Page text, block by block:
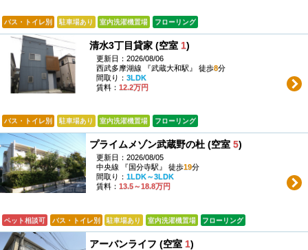
バス・トイレ別 駐車場あり 室内洗濯機置場 フローリング
清水3丁目貸家 (空室 1)
更新日：2026/08/06
西武多摩湖線 『武蔵大和駅』 徒歩8分
間取り： 3LDK
賃料： 12.2万円
バス・トイレ別 駐車場あり 室内洗濯機置場 フローリング
プライムメゾン武蔵野の杜 (空室 5)
更新日：2026/08/05
中央線 『国分寺駅』 徒歩19分
間取り： 1LDK～3LDK
賃料： 13.5～18.8万円
ペット相談可 バス・トイレ別 駐車場あり 室内洗濯機置場 フローリング
アーバンライフ (空室 1)